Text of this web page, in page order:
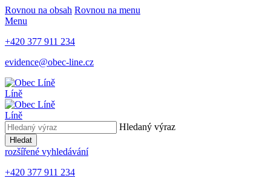
Rovnou na obsah Rovnou na menu
Menu
+420 377 911 234
evidence@obec-line.cz
Líně
Líně
Hledaný výraz
Hledat
rozšířené vyhledávání
+420 377 911 234